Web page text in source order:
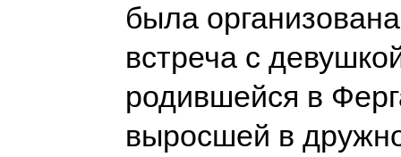
была
встреча с
родившейся в
выросшей в